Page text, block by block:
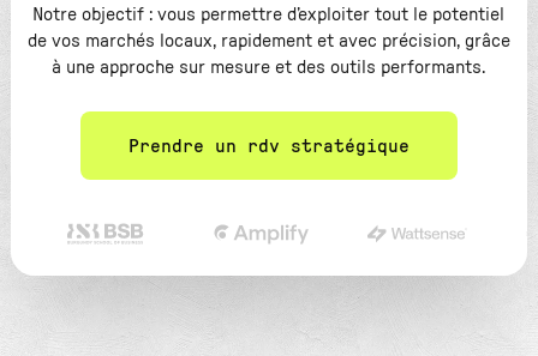
Notre objectif : vous permettre d’exploiter tout le potentiel
de vos marchés locaux, rapidement et avec précision, grâce
à une approche sur mesure et des outils performants.
Prendre un rdv stratégique